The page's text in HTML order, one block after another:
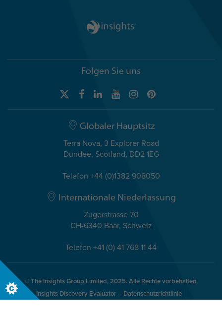
Folgen Sie uns
Globaler Hauptsitz
Terra Nova, 3 Explorer Road
Dundee, Scotland, DD2 1EG
Telefon +44 (0)1382 908050
Internationale Niederlassung
Zugerstrasse 70
CH-6340 Baar, Schweiz
Telefon +41 (0) 41 768 11 44
© The Insights Group Limited, 2025. Alle Rechte vorbehalten.
Insights Discovery Evaluator – Datenschutzrichtlinie
Rechtliche Hinweise/AGBs